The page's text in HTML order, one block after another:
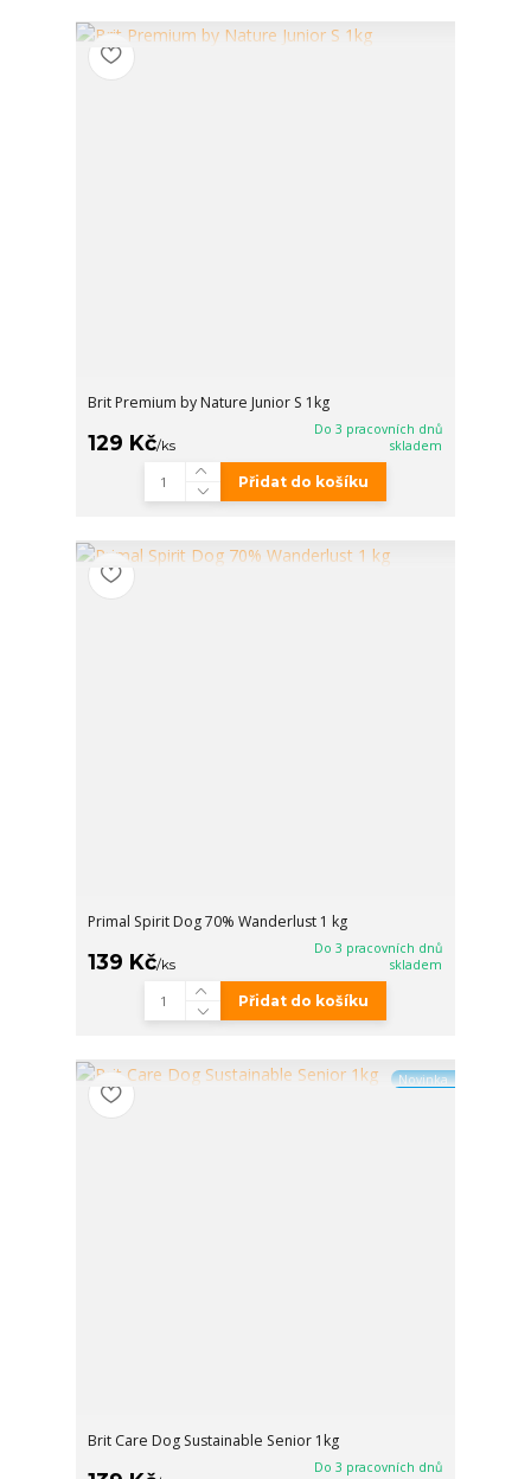
Brit Premium by Nature Junior S 1kg
129 Kč/ks
Do 3 pracovních dnů
skladem
Přidat do košíku
Primal Spirit Dog 70% Wanderlust 1 kg
139 Kč/ks
Do 3 pracovních dnů
skladem
Přidat do košíku
Novinka
Brit Care Dog Sustainable Senior 1kg
Do 3 pracovních dnů